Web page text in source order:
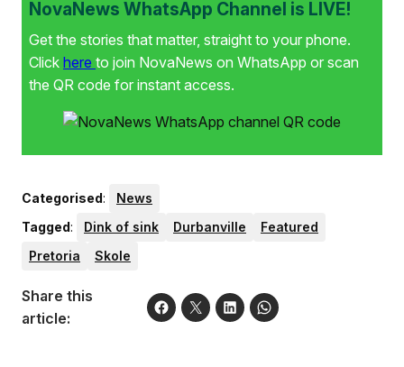
NovaNews WhatsApp Channel is LIVE!
Get the stories that matter, straight to your phone.
Click here to join NovaNews on WhatsApp or scan
the QR code for instant access.
Categorised:
News
Tagged: Dink of sink Durbanville
Featured
Pretoria
Skole
Share this
article: